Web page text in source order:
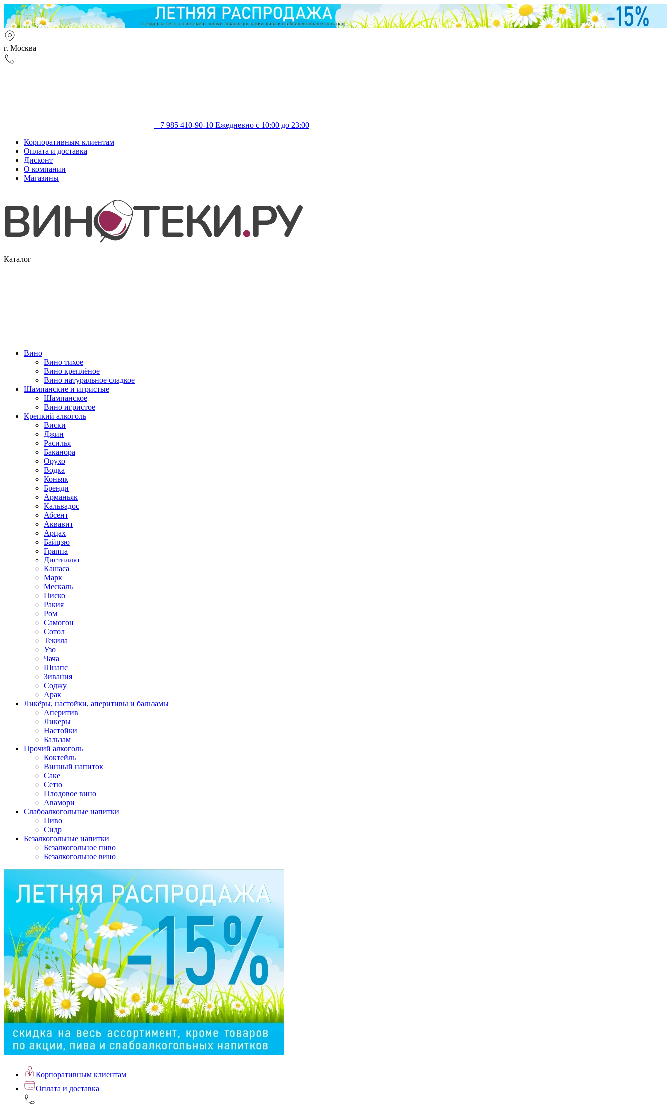
г. Москва
+7 985 410-90-10 Ежедневно с 10:00 до 23:00
Корпоративным клиентам
Оплата и доставка
Дисконт
О компании
Магазины
Каталог
Вино
Вино тихое
Вино креплёное
Вино натуральное сладкое
Шампанские и игристые
Шампанское
Вино игристое
Крепкий алкоголь
Виски
Джин
Расилья
Баканора
Орухо
Водка
Коньяк
Бренди
Арманьяк
Кальвадос
Абсент
Аквавит
Арцах
Байцзю
Граппа
Дистиллят
Кашаса
Марк
Мескаль
Писко
Ракия
Ром
Самогон
Сотол
Текила
Узо
Чача
Шнапс
Зивания
Соджу
Арак
Ликёры, настойки, аперитивы и бальзамы
Аперитив
Ликеры
Настойки
Бальзам
Прочий алкоголь
Коктейль
Винный напиток
Саке
Сетю
Плодовое вино
Авамори
Слабоалкогольные напитки
Пиво
Сидр
Безалкогольные напитки
Безалкогольное пиво
Безалкогольное вино
Корпоративным клиентам
Оплата и доставка